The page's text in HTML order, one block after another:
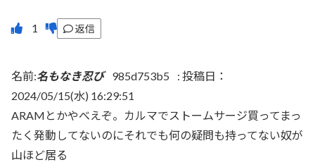
返信
名前:名もなき忍び 985d753b5 : 投稿日：
2024/05/15(水) 16:29:51
ARAMとかやべえぞ。カルマでストームサージ買ってまっ
たく発動してないのにそれでも何の疑問も持ってない奴が
山ほど居る